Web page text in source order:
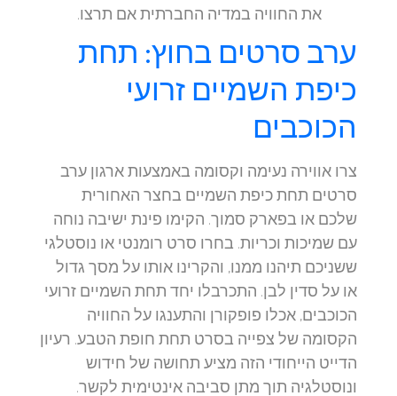
את החוויה במדיה החברתית אם תרצו.
ערב סרטים בחוץ: תחת
כיפת השמיים זרועי
הכוכבים
צרו אווירה נעימה וקסומה באמצעות ארגון ערב
סרטים תחת כיפת השמיים בחצר האחורית
שלכם או בפארק סמוך. הקימו פינת ישיבה נוחה
עם שמיכות וכריות. בחרו סרט רומנטי או נוסטלגי
ששניכם תיהנו ממנו, והקרינו אותו על מסך גדול
או על סדין לבן. התכרבלו יחד תחת השמיים זרועי
הכוכבים, אכלו פופקורן והתענגו על החוויה
הקסומה של צפייה בסרט תחת חופת הטבע. רעיון
הדייט הייחודי הזה מציע תחושה של חידוש
ונוסטלגיה תוך מתן סביבה אינטימית לקשר.